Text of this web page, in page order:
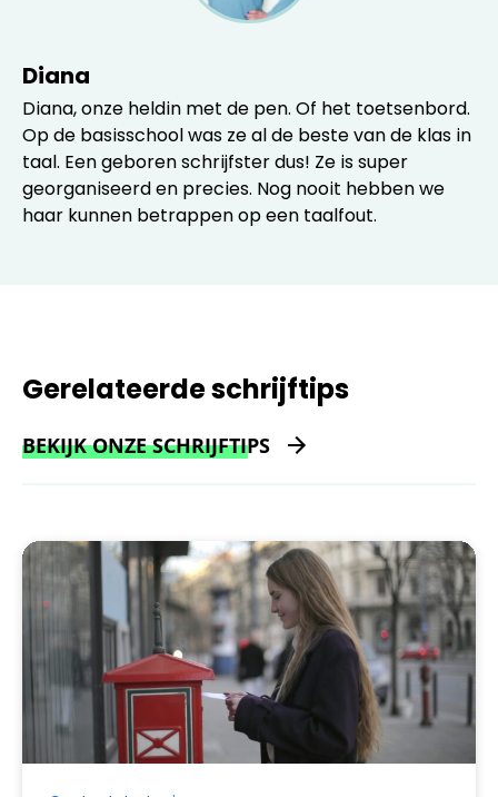
Diana
Diana, onze heldin met de pen. Of het toetsenbord.
Op de basisschool was ze al de beste van de klas in
taal. Een geboren schrijfster dus! Ze is super
georganiseerd en precies. Nog nooit hebben we
haar kunnen betrappen op een taalfout.
Gerelateerde schrijftips
BEKIJK ONZE SCHRIJFTIPS